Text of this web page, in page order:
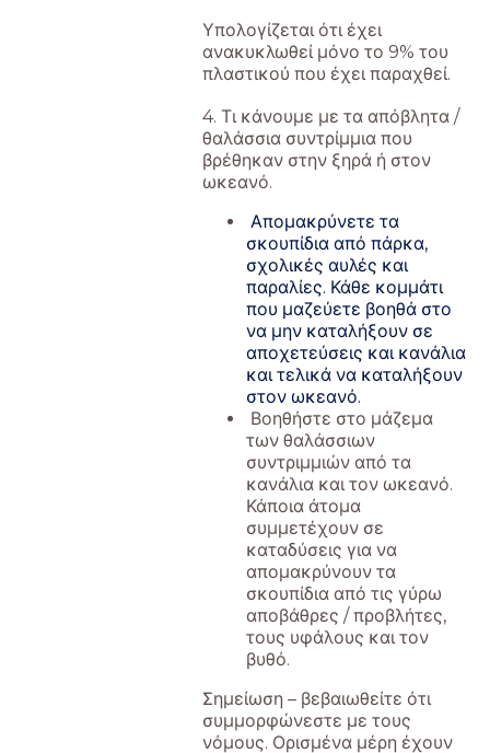
Υπολογίζεται ότι έχει
ανακυκλωθεί μόνο το 9% του
πλαστικού που έχει παραχθεί.
4. Τι κάνουμε με τα απόβλητα /
θαλάσσια συντρίμμια που
βρέθηκαν στην ξηρά ή στον
ωκεανό.
Απομακρύνετε τα
σκουπίδια από πάρκα,
σχολικές αυλές και
παραλίες. Κάθε κομμάτι
που μαζεύετε βοηθά στο
να μην καταλήξουν σε
αποχετεύσεις και κανάλια
και τελικά να καταλήξουν
στον ωκεανό.
Βοηθήστε στο μάζεμα
των θαλάσσιων
συντριμμιών από τα
κανάλια και τον ωκεανό.
Κάποια άτομα
συμμετέχουν σε
καταδύσεις για να
απομακρύνουν τα
σκουπίδια από τις γύρω
αποβάθρες / προβλήτες,
τους υφάλους και τον
βυθό.
Σημείωση – βεβαιωθείτε ότι
συμμορφώνεστε με τους
νόμους. Ορισμένα μέρη έχουν